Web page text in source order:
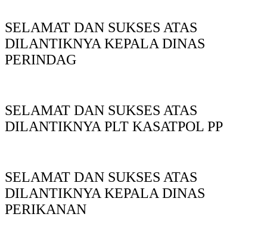
SELAMAT DAN SUKSES ATAS
DILANTIKNYA KEPALA DINAS
PERINDAG
SELAMAT DAN SUKSES ATAS
DILANTIKNYA PLT KASATPOL PP
SELAMAT DAN SUKSES ATAS
DILANTIKNYA KEPALA DINAS
PERIKANAN